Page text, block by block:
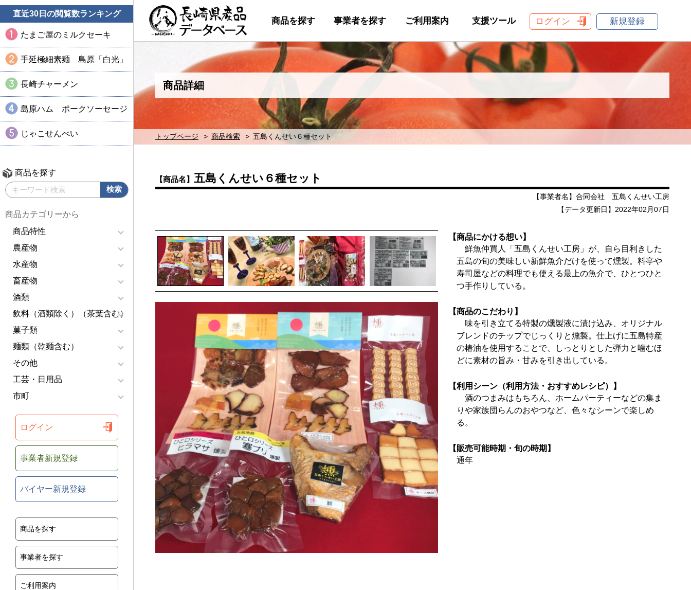
直近30日の閲覧数ランキング
たまご屋のミルクセーキ
手延極細素麺 島原「白光」
長崎チャーメン
島原ハム ポークソーセージ
じゃこせんべい
商品を探す
商品カテゴリーから
商品特性
農産物
水産物
畜産物
酒類
飲料（酒類除く）（茶葉含む）
菓子類
麺類（乾麺含む）
その他
工芸・日用品
市町
ログイン
事業者新規登録
バイヤー新規登録
商品を探す
事業者を探す
ご利用案内
商品を探す 事業者を探す ご利用案内 支援ツール ログイン 新規登録
商品詳細
トップページ 商品検索 五島くんせい６種セット
【商品名】 五島くんせい６種セット
【事業者名】合同会社 五島くんせい工房
【データ更新日】2022年02月07日
【商品にかける想い】
鮮魚仲買人「五島くんせい工房」が、自ら目利きした
五島の旬の美味しい新鮮魚介だけを使って燻製。料亭や
寿司屋などの料理でも使える最上の魚介で、ひとつひと
つ手作りしている。
【商品のこだわり】
味を引き立てる特製の燻製液に漬け込み、オリジナル
ブレンドのチップでじっくりと燻製。仕上げに五島特産
の椿油を使用することで、しっとりとした弾力と噛むほ
どに素材の旨み・甘みを引き出している。
【利用シーン（利用方法・おすすめレシピ）】
酒のつまみはもちろん、ホームパーティーなどの集ま
りや家族団らんのおやつなど、色々なシーンで楽しめ
る。
【販売可能時期・旬の時期】
通年